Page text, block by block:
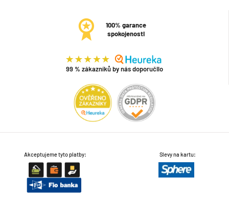
100% garance
spokojenosti
99 % zákazníků by nás doporučilo
Akceptujeme tyto platby: Slevy na kartu: